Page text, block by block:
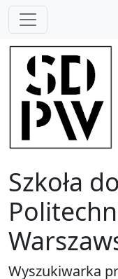
Szkoła
Wyszukiwarka